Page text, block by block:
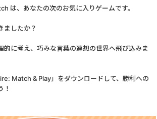
は、あなたの次のお気に入りゲームです。
ましたか？
的に考え、巧みな言葉の連想の世界へ飛び込みま
Match & Play」をダウンロードして、勝利への
！